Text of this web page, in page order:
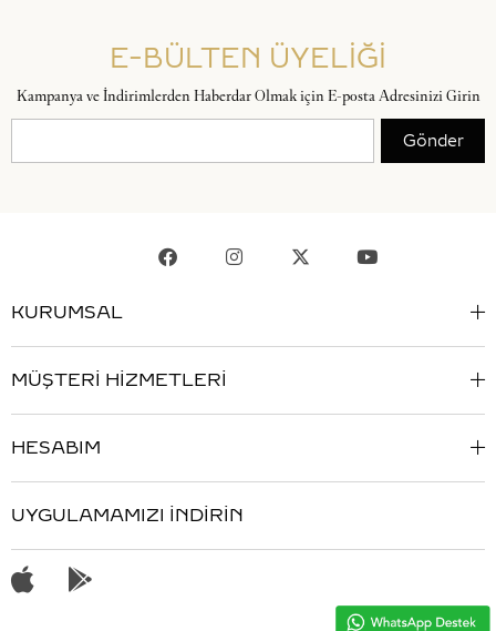
E-BÜLTEN ÜYELİĞİ
Kampanya ve İndirimlerden Haberdar Olmak için E-posta Adresinizi Girin
Gönder
KURUMSAL
MÜŞTERİ HİZMETLERİ
HESABIM
UYGULAMAMIZI İNDİRİN